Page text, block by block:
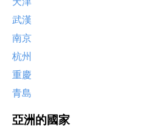
武漢
南京
杭州
重慶
青島
亞洲的國家